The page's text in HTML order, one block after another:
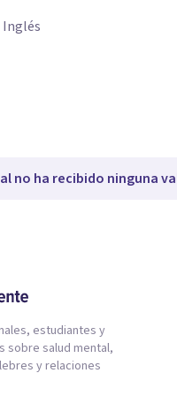
no ha recibido ninguna
estudiantes y
sobre salud mental,
y relaciones